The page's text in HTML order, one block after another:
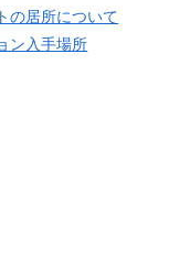
の居所について
ン入手場所